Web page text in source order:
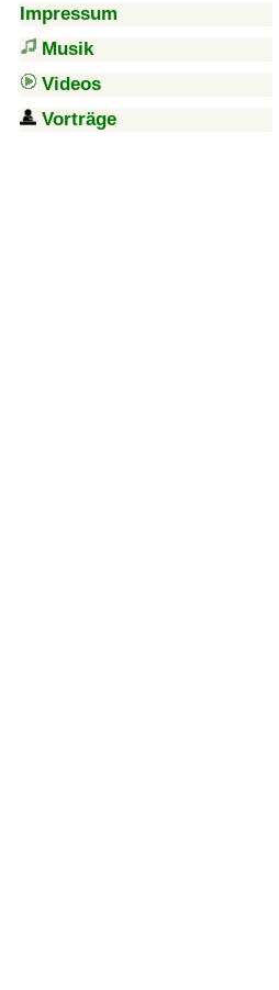
Impressum
Musik
Videos
Vorträge